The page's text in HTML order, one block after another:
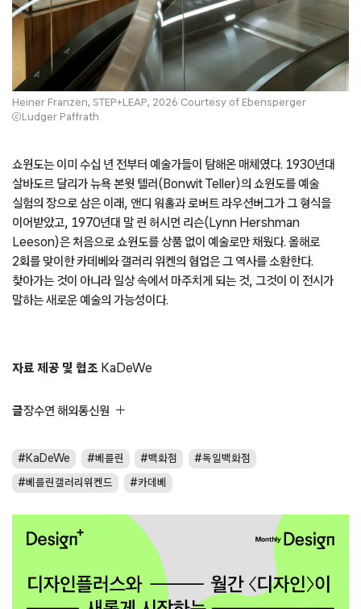
Heiner Franzen, STEP+LEAP, 2026 Courtesy of Ebensperger
ⓒLudger Paffrath
쇼윈도는 이미 수십 년 전부터 예술가들이 탐해온 매체였다. 1930년대
살바도르 달리가 뉴욕 본윗 텔러(Bonwit Teller)의 쇼윈도를 예술
실험의 장으로 삼은 이래, 앤디 워홀과 로버트 라우션버그가 그 형식을
이어받았고, 1970년대 말 린 허시먼 리슨(Lynn Hershman
Leeson)은 처음으로 쇼윈도를 상품 없이 예술로만 채웠다. 올해로
2회를 맞이한 카데베와 갤러리 위켄의 협업은 그 역사를 소환한다.
찾아가는 것이 아니라 일상 속에서 마주치게 되는 것, 그것이 이 전시가
말하는 새로운 예술의 가능성이다.
자료 제공 및 협조 KaDeWe
글장수연 해외통신원
KaDeWe 베를린 백화점 독일백화점
베를린갤러리위켄드 카데베